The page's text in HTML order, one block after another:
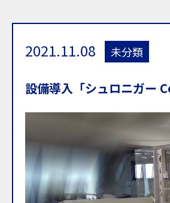
2021.11.08 未分類
設備導入「シュロニガー